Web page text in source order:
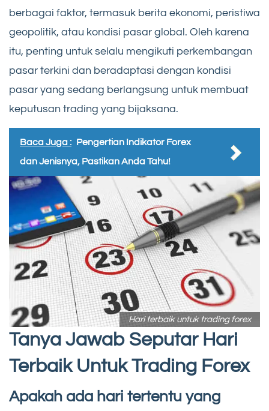
berbagai faktor, termasuk berita ekonomi, peristiwa
geopolitik, atau kondisi pasar global. Oleh karena
itu, penting untuk selalu mengikuti perkembangan
pasar terkini dan beradaptasi dengan kondisi
pasar yang sedang berlangsung untuk membuat
keputusan trading yang bijaksana.
Baca Juga : Pengertian Indikator Forex
dan Jenisnya, Pastikan Anda Tahu!
Hari terbaik untuk trading forex
Tanya Jawab Seputar Hari
Terbaik Untuk Trading Forex
Apakah ada hari tertentu yang